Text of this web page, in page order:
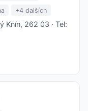
+4 dalších
Knín, 262 03 · Tel: